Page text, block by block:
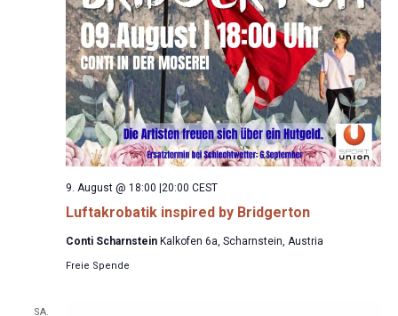
Luftakrobatik inspired by Bridgerton
9. August @ 18:00 |20:00 CEST
Conti Scharnstein Kalkofen 6a, Scharnstein, Austria
Freie Spende
SA.